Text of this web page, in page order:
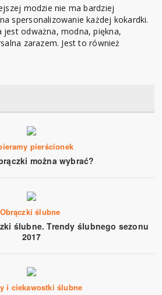
modzie nie ma bardziej
spersonalizowanie każdej kokardki.
odważna, modna, piękna,
zarazem. Jest to również
pierścionek
można wybrać?
Obrączki ślubne
ślubne. Trendy ślubnego sezonu
2017
i ciekawostki ślubne